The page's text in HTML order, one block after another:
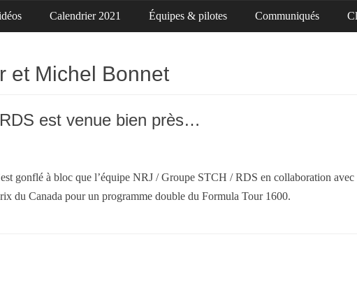
Calendrier 2021 Équipes & pilotes Communiqués
et Michel Bonnet
est venue bien près…
gonflé à bloc que l’équipe NRJ / Groupe STCH / RDS en collaboration avec
du Canada pour un programme double du Formula Tour 1600.